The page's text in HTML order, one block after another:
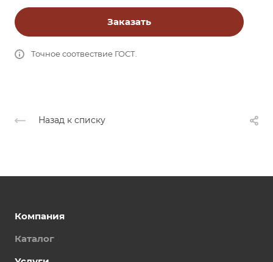
Заказать
Точное соотвествие ГОСТ.
Назад к списку
Компания
Каталог